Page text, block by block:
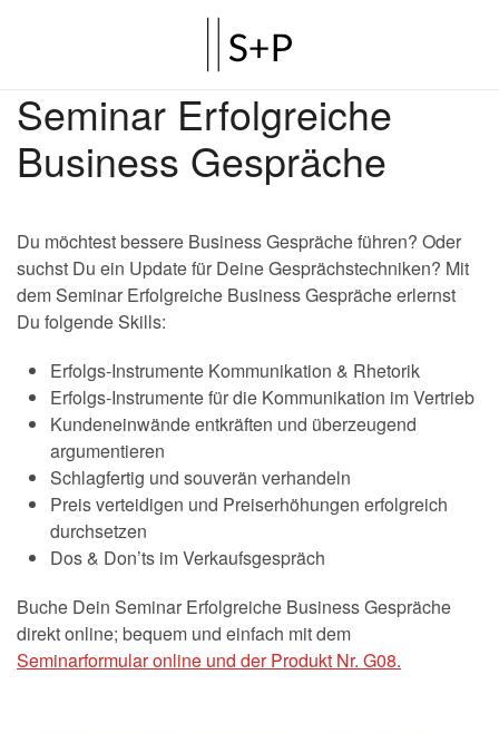
Seminar Erfolgreiche
Business Gespräche
Du möchtest bessere Business Gespräche führen? Oder
suchst Du ein Update für Deine Gesprächstechniken? Mit
dem Seminar Erfolgreiche Business Gespräche erlernst
Du folgende Skills:
Erfolgs-Instrumente Kommunikation & Rhetorik
Erfolgs-Instrumente für die Kommunikation im Vertrieb
Kundeneinwände entkräften und überzeugend
argumentieren
Schlagfertig und souverän verhandeln
Preis verteidigen und Preiserhöhungen erfolgreich
durchsetzen
Dos & Don’ts im Verkaufsgespräch
Buche Dein Seminar Erfolgreiche Business Gespräche
direkt online; bequem und einfach mit dem
Seminarformular online und der Produkt Nr. G08.